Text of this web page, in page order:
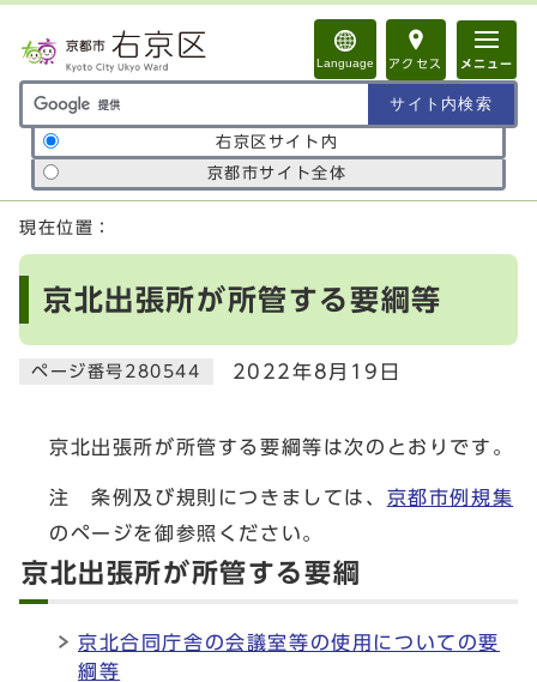
Language アクセス メニュー
サイト内検索の範囲
右京区サイト内
京都市サイト全体
ここから本文です
現在位置：
京北出張所が所管する要綱等
ページ番号280544 2022年8月19日
京北出張所が所管する要綱等は次のとおりです。
注 条例及び規則につきましては、 京都市例規集
のページを御参照ください。
京北出張所が所管する要綱
京北合同庁舎の会議室等の使用についての要
綱等